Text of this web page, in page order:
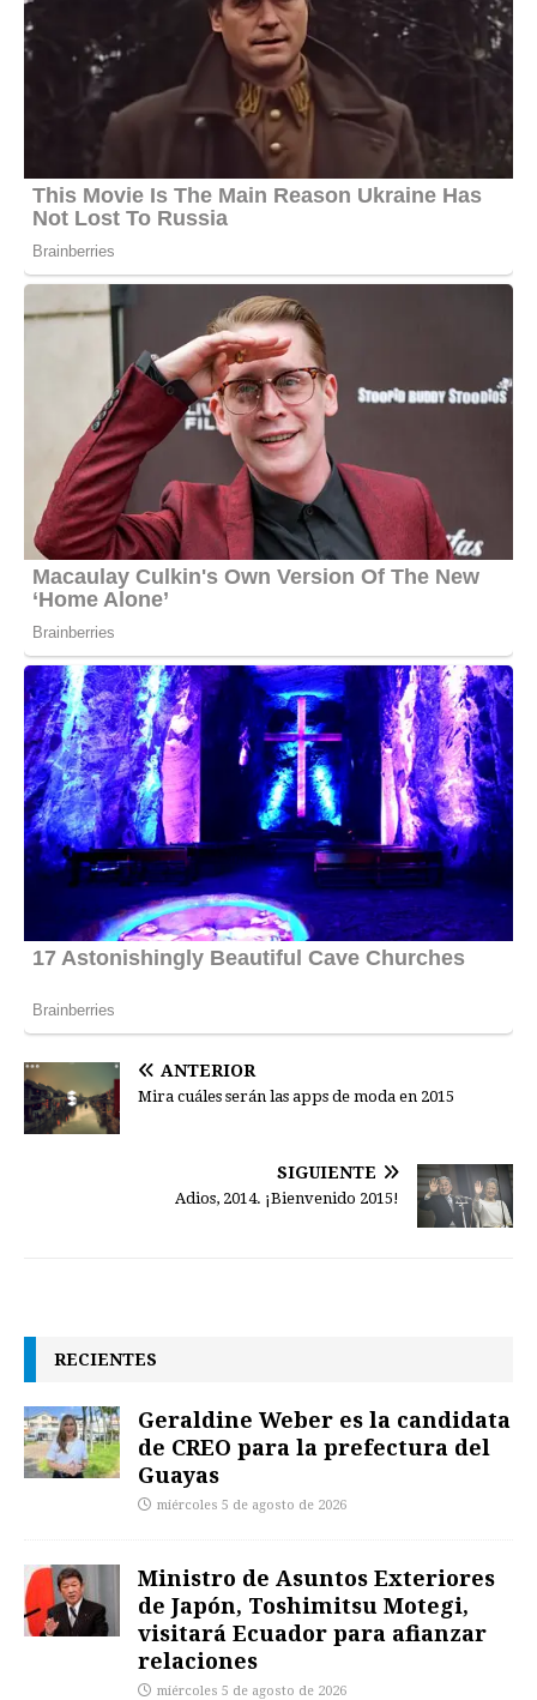
ANTERIOR
Mira cuáles serán las apps de moda en 2015
SIGUIENTE
Adios, 2014. ¡Bienvenido 2015!
RECIENTES
Geraldine Weber es la candidata
de CREO para la prefectura del
Guayas
miércoles 5 de agosto de 2026
Ministro de Asuntos Exteriores
de Japón, Toshimitsu Motegi,
visitará Ecuador para afianzar
relaciones
miércoles 5 de agosto de 2026